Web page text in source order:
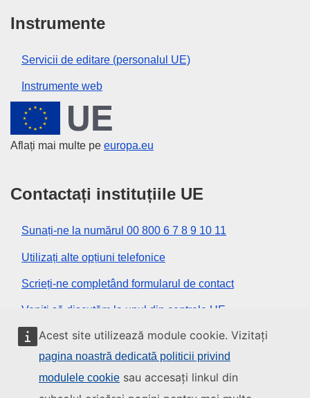
Acest site utilizează module cookie. Vizitați
pagina noastră dedicată politicii privind
modulele cookie sau accesați linkul din
Instrumente
Servicii de editare (personalul UE)
Instrumente web
Uniunea Europeană
Aflați mai multe pe europa.eu
Contactați instituțiile UE
Sunați-ne la numărul 00 800 6 7 8 9 10 11
Utilizați alte opțiuni telefonice
Scrieți-ne completând formularul de contact
Veniți să discutăm la unul din centrele UE
Rețele sociale